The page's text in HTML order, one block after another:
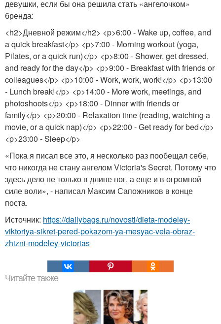
девушки, если бы она решила стать «ангелочком»
бренда:
<h2>Дневной режим</h2> <p>6:00 - Wake up, coffee, and
a quick breakfast</p> <p>7:00 - Morning workout (yoga,
Pilates, or a quick run)</p> <p>8:00 - Shower, get dressed,
and ready for the day</p> <p>9:00 - Breakfast with friends or
colleagues</p> <p>10:00 - Work, work, work!</p> <p>13:00
- Lunch break!</p> <p>14:00 - More work, meetings, and
photoshoots</p> <p>18:00 - Dinner with friends or
family</p> <p>20:00 - Relaxation time (reading, watching a
movie, or a quick nap)</p> <p>22:00 - Get ready for bed</p>
<p>23:00 - Sleep</p>
«Пока я писал все это, я несколько раз пообещал себе,
что никогда не стану ангелом Victoria's Secret. Потому что
здесь дело не только в длине ног, а еще и в огромной
силе воли», - написал Максим Сапожников в конце
поста.
Источник: https://dailybags.ru/novosti/dieta-modeley-
viktoriya-sikret-pered-pokazom-ya-mesyac-vela-obraz-
zhizni-modeley-victorias
Читайте также